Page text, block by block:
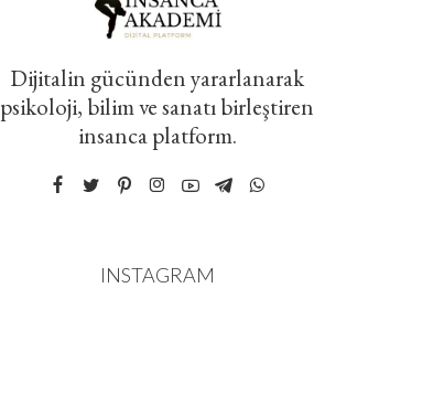
Dijitalin gücünden yararlanarak
psikoloji, bilim ve sanatı birleştiren
insanca platform.
INSTAGRAM